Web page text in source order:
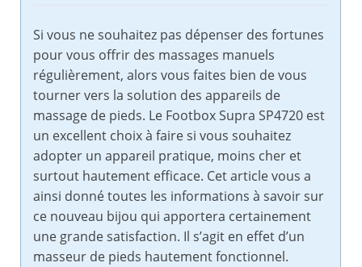
Si vous ne souhaitez pas dépenser des fortunes
pour vous offrir des massages manuels
régulièrement, alors vous faites bien de vous
tourner vers la solution des appareils de
massage de pieds. Le Footbox Supra SP4720 est
un excellent choix à faire si vous souhaitez
adopter un appareil pratique, moins cher et
surtout hautement efficace. Cet article vous a
ainsi donné toutes les informations à savoir sur
ce nouveau bijou qui apportera certainement
une grande satisfaction. Il s’agit en effet d’un
masseur de pieds hautement fonctionnel.